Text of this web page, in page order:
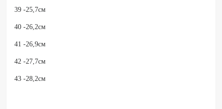
39 -25,7см
40 -26,2см
41 -26,9см
42 -27,7см
43 -28,2см